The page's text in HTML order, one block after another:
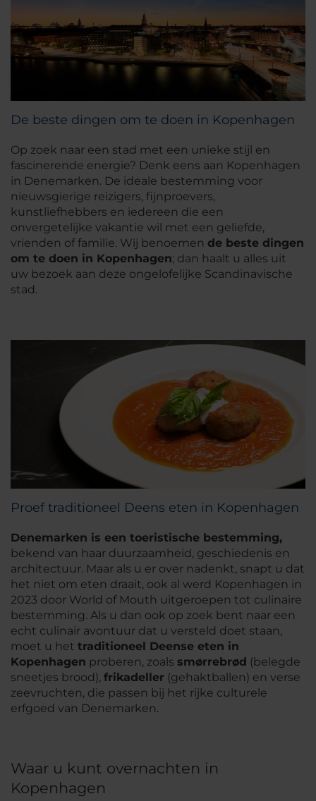
De beste dingen om te doen in Kopenhagen
Op zoek naar een stad met een unieke stijl en
fascinerende energie? Denk eens aan Kopenhagen
in Denemarken. De ideale bestemming voor
nieuwsgierige reizigers, fijnproevers,
kunstliefhebbers en iedereen die een
onvergetelijke vakantie wil met een geliefde,
vrienden of familie. Wij benoemen de beste dingen
om te doen in Kopenhagen; dan haalt u alles uit
uw bezoek aan deze ongelofelijke Scandinavische
stad.
Proef traditioneel Deens eten in Kopenhagen
Denemarken is een toeristische bestemming,
bekend van haar duurzaamheid, geschiedenis en
architectuur. Maar als u er over nadenkt, snapt u dat
het niet om eten draait, ook al werd Kopenhagen in
2023 door World of Mouth uitgeroepen tot culinaire
bestemming. Als u dan ook op zoek bent naar een
echt culinair avontuur dat u versteld doet staan,
moet u het traditioneel Deense eten in
Kopenhagen proberen, zoals smørrebrød (belegde
sneetjes brood), frikadeller (gehaktballen) en verse
zeevruchten, die passen bij het rijke culturele
erfgoed van Denemarken.
Waar u kunt overnachten in
Kopenhagen